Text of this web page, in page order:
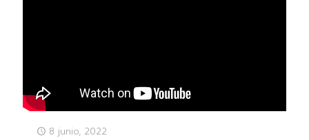
8 junio, 2022